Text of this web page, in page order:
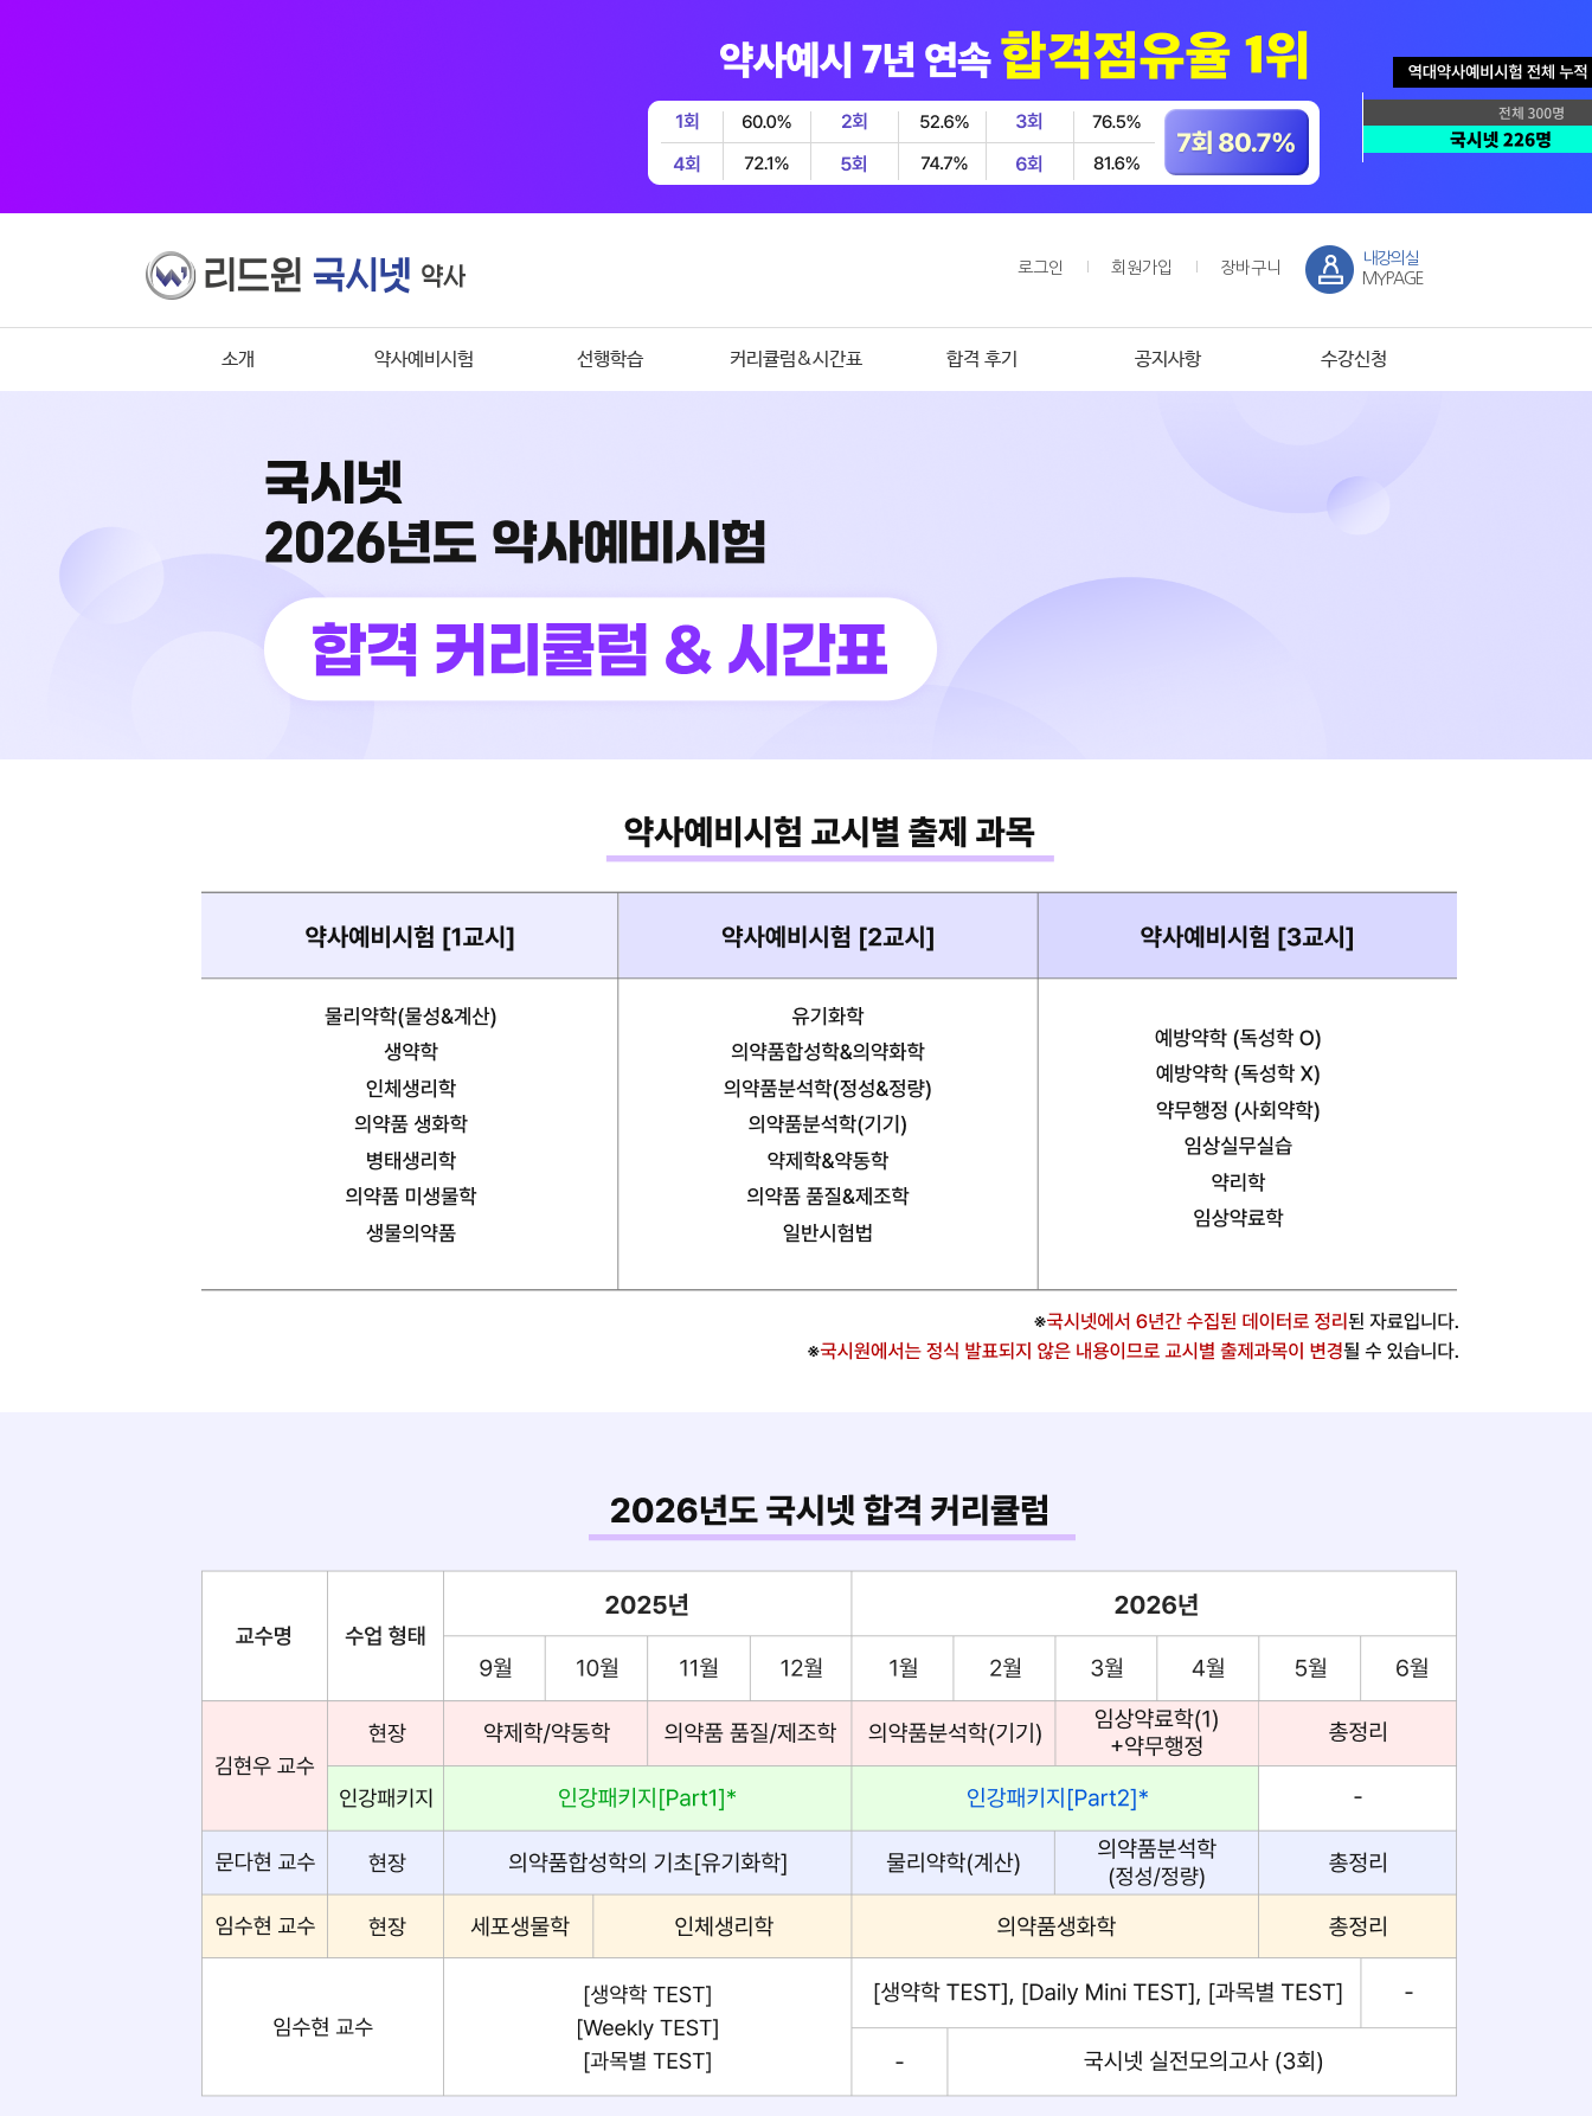
로그인 회원가입 장바구니
내강의실
MYPAGE
소개 약사예비시험 선행학습 커리큘럼&시간표 합격 후기 공지사항 수강신청